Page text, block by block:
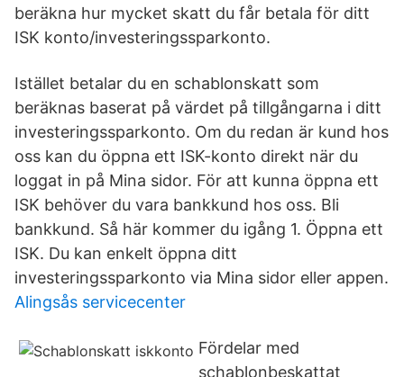
beräkna hur mycket skatt du får betala för ditt
ISK konto/investeringssparkonto.
Istället betalar du en schablonskatt som
beräknas baserat på värdet på tillgångarna i ditt
investeringssparkonto. Om du redan är kund hos
oss kan du öppna ett ISK-konto direkt när du
loggat in på Mina sidor. För att kunna öppna ett
ISK behöver du vara bankkund hos oss. Bli
bankkund. Så här kommer du igång 1. Öppna ett
ISK. Du kan enkelt öppna ditt
investeringssparkonto via Mina sidor eller appen.
Alingsås servicecenter
Fördelar med
schablonbeskattat